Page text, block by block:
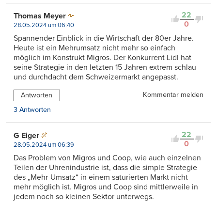
22
0
Thomas Meyer
28.05.2024 um 06:40
Spannender Einblick in die Wirtschaft der 80er Jahre.
Heute ist ein Mehrumsatz nicht mehr so einfach
möglich im Konstrukt Migros. Der Konkurrent Lidl hat
seine Strategie in den letzten 15 Jahren extrem schlau
und durchdacht dem Schweizermarkt angepasst.
Antworten
Kommentar melden
3 Antworten
22
0
G Eiger
28.05.2024 um 06:39
Das Problem von Migros und Coop, wie auch einzelnen
Teilen der Uhrenindustrie ist, dass die simple Strategie
des „Mehr-Umsatz“ in einem saturierten Markt nicht
mehr möglich ist. Migros und Coop sind mittlerweile in
jedem noch so kleinen Sektor unterwegs.